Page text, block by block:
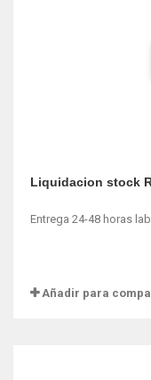
Liquidacion stock
Entrega 24-48 horas
Añadir para